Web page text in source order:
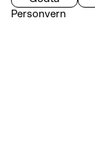
Personvern